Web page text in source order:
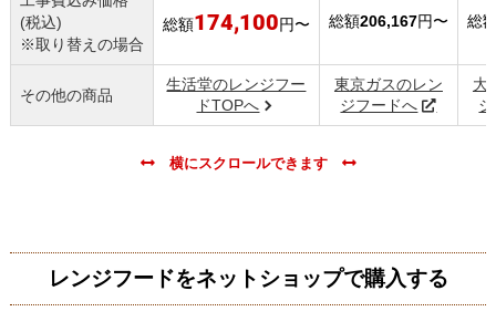
(税込)
※取り替えの場合
総額174,100円〜 総額206,167円〜 総
その他の商品
生活堂のレンジフー
ドTOPへ
東京ガスのレン
ジフードへ
大
レンジフードをネットショップで購入する